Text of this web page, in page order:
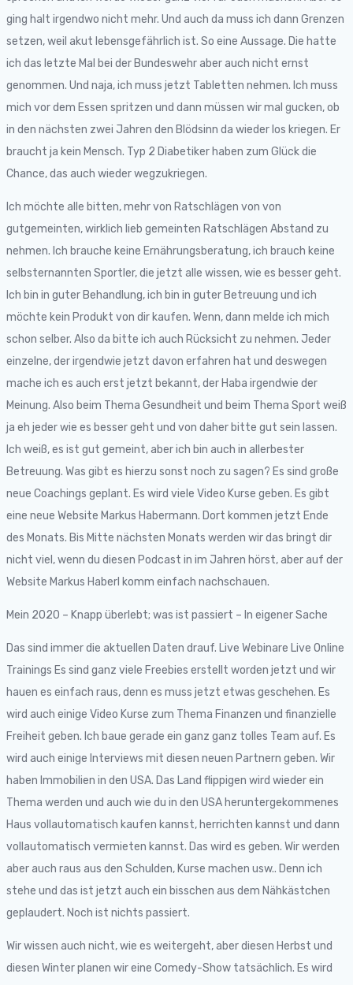
ging halt irgendwo nicht mehr. Und auch da muss ich dann Grenzen
setzen, weil akut lebensgefährlich ist. So eine Aussage. Die hatte
ich das letzte Mal bei der Bundeswehr aber auch nicht ernst
genommen. Und naja, ich muss jetzt Tabletten nehmen. Ich muss
mich vor dem Essen spritzen und dann müssen wir mal gucken, ob
in den nächsten zwei Jahren den Blödsinn da wieder los kriegen. Er
braucht ja kein Mensch. Typ 2 Diabetiker haben zum Glück die
Chance, das auch wieder wegzukriegen.
Ich möchte alle bitten, mehr von Ratschlägen von von
gutgemeinten, wirklich lieb gemeinten Ratschlägen Abstand zu
nehmen. Ich brauche keine Ernährungsberatung, ich brauch keine
selbsternannten Sportler, die jetzt alle wissen, wie es besser geht.
Ich bin in guter Behandlung, ich bin in guter Betreuung und ich
möchte kein Produkt von dir kaufen. Wenn, dann melde ich mich
schon selber. Also da bitte ich auch Rücksicht zu nehmen. Jeder
einzelne, der irgendwie jetzt davon erfahren hat und deswegen
mache ich es auch erst jetzt bekannt, der Haba irgendwie der
Meinung. Also beim Thema Gesundheit und beim Thema Sport weiß
ja eh jeder wie es besser geht und von daher bitte gut sein lassen.
Ich weiß, es ist gut gemeint, aber ich bin auch in allerbester
Betreuung. Was gibt es hierzu sonst noch zu sagen? Es sind große
neue Coachings geplant. Es wird viele Video Kurse geben. Es gibt
eine neue Website Markus Habermann. Dort kommen jetzt Ende
des Monats. Bis Mitte nächsten Monats werden wir das bringt dir
nicht viel, wenn du diesen Podcast in im Jahren hörst, aber auf der
Website Markus Haberl komm einfach nachschauen.
Mein 2020 – Knapp überlebt; was ist passiert – In eigener Sache
Das sind immer die aktuellen Daten drauf. Live Webinare Live Online
Trainings Es sind ganz viele Freebies erstellt worden jetzt und wir
hauen es einfach raus, denn es muss jetzt etwas geschehen. Es
wird auch einige Video Kurse zum Thema Finanzen und finanzielle
Freiheit geben. Ich baue gerade ein ganz ganz tolles Team auf. Es
wird auch einige Interviews mit diesen neuen Partnern geben. Wir
haben Immobilien in den USA. Das Land flippigen wird wieder ein
Thema werden und auch wie du in den USA heruntergekommenes
Haus vollautomatisch kaufen kannst, herrichten kannst und dann
vollautomatisch vermieten kannst. Das wird es geben. Wir werden
aber auch raus aus den Schulden, Kurse machen usw.. Denn ich
stehe und das ist jetzt auch ein bisschen aus dem Nähkästchen
geplaudert. Noch ist nichts passiert.
Wir wissen auch nicht, wie es weitergeht, aber diesen Herbst und
diesen Winter planen wir eine Comedy-Show tatsächlich. Es wird